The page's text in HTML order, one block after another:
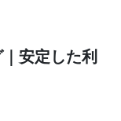
安定した利